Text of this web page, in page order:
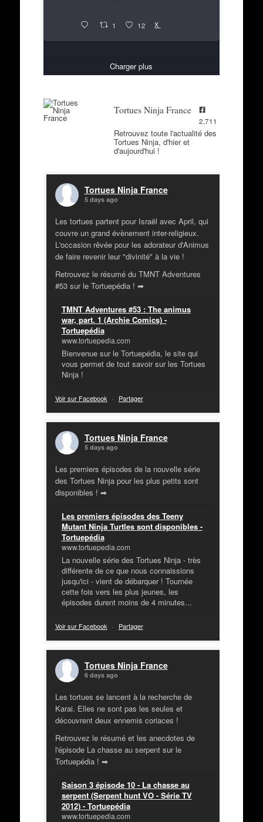
1 12 X
Charger plus
Tortues Ninja France
2,711
Retrouvez toute l'actualité des
Tortues Ninja, d'hier et
d'aujourd'hui !
Tortues Ninja France
5 days ago
Les tortues partent pour Israël avec April, qui
couvre un grand évènement inter-religieux.
L'occasion rêvée pour les adorateur d'Animus
de faire revenir leur "divinité" à la vie !
Retrouvez le résumé du TMNT Adventures
#53 sur le Tortuepédia ! ➡
TMNT Adventures #53 : The animus
war, part. 1 (Archie Comics) -
Tortuepédia
www.tortuepedia.com
Bienvenue sur le Tortuepédia, le site qui
vous permet de tout savoir sur les Tortues
Ninja !
Voir sur Facebook · Partager
Tortues Ninja France
5 days ago
Les premiers épisodes de la nouvelle série
des Tortues Ninja pour les plus petits sont
disponibles ! ➡
Les premiers épisodes des Teeny
Mutant Ninja Turtles sont disponibles -
Tortuepédia
www.tortuepedia.com
La nouvelle série des Tortues Ninja - très
différente de ce que nous connaissions
jusqu'ici - vient de débarquer ! Tournée
cette fois vers les plus jeunes, les
épisodes durent moins de 4 minutes...
Voir sur Facebook · Partager
Tortues Ninja France
6 days ago
Les tortues se lancent à la recherche de
Karai. Elles ne sont pas les seules et
découvrent deux ennemis coriaces !
Retrouvez le résumé et les anecdotes de
l'épisode La chasse au serpent sur le
Tortuepédia ! ➡
Saison 3 épisode 10 - La chasse au
serpent (Serpent hunt VO - Série TV
2012) - Tortuepédia
www.tortuepedia.com